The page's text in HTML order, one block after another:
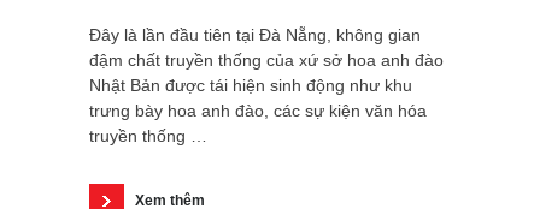
Đây là lần đầu tiên tại Đà Nẵng, không gian
đậm chất truyền thống của xứ sở hoa anh đào
Nhật Bản được tái hiện sinh động như khu
trưng bày hoa anh đào, các sự kiện văn hóa
truyền thống …
Xem thêm